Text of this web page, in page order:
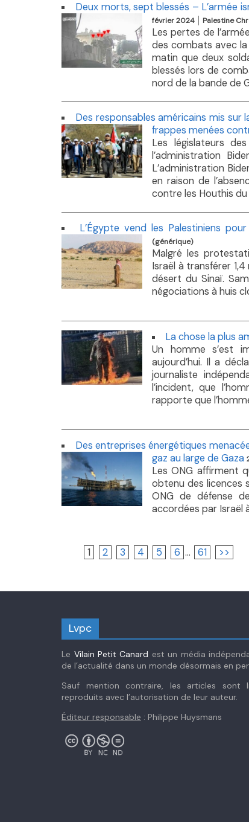
Deux morts, sept blessés – L’armée
février 2024
Palestine
Les pertes de
des combats avec la
matin que deux
blessés lors de
nord de la bande de
Des responsables américains mis sur
frappes menées
Les législateurs
l’administration
L’administration
en raison de
contre les Houthis du
L’Égypte vend les Palestiniens
(générique)
Malgré les
Israël à transférer
désert du Sinaï.
négociations à huis
La chose la plus
Un homme s’est
aujourd’hui. Il a
journaliste
l’incident, que
rapporte que
Des entreprises énergétiques
gaz au large de Gaza
Les ONG affirment
obtenu des licences
ONG de défense
accordées par Israël
1 2 3 4 5 6 ... 61 >>
Lvpc
Le Vilain Petit Canard est un média
de l’actualité dans un monde désormais en
Sauf mention contraire, les articles sont
reproduits avec l’autorisation de leur auteur.
Éditeur responsable : Philippe Huysmans